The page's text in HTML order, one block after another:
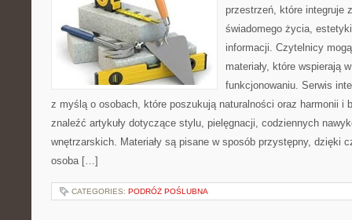
przestrzeń, które integruje
świadomego życia,
informacji. Czytelnicy
materiały, które wspierają
funkcjonowaniu. Serwis
z myślą o osobach, które poszukują naturalności oraz harmonii i
znaleźć artykuły dotyczące stylu, pielęgnacji, codziennych
wnętrzarskich. Materiały są pisane w sposób przystępny, dzięki
osoba […]
CATEGORIES: PODRÓŻ POŚLUBNA